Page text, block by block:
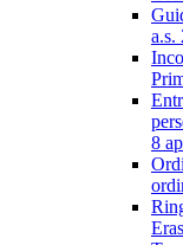
a.s.
8